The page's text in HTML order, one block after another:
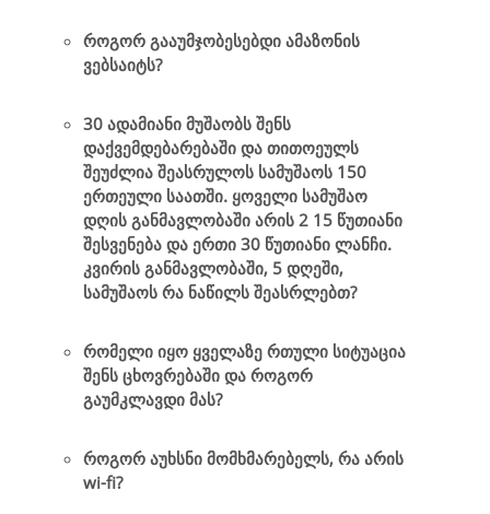
როგორ გააუმჯობესებდი ამაზონის
ვებსაიტს?
30 ადამიანი მუშაობს შენს
დაქვემდებარებაში და თითოეულს
შეუძლია შეასრულოს სამუშაოს 150
ერთეული საათში. ყოველი სამუშაო
დღის განმავლობაში არის 2 15 წუთიანი
შესვენება და ერთი 30 წუთიანი ლანჩი.
კვირის განმავლობაში, 5 დღეში,
სამუშაოს რა ნაწილს შეასრლებთ?
რომელი იყო ყველაზე რთული სიტუაცია
შენს ცხოვრებაში და როგორ
გაუმკლავდი მას?
როგორ აუხსნი მომხმარებელს, რა არის
wi-fi?